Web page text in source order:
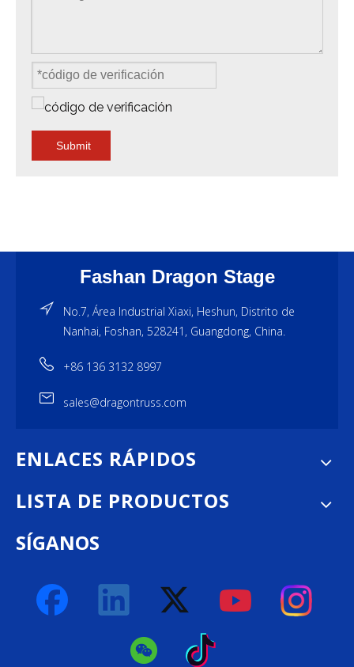
Submit
Fashan Dragon Stage
No.7, Área Industrial Xiaxi, Heshun, Distrito de
Nanhai, Foshan, 528241, Guangdong, China.
+86 136 3132 8997
sales@dragontruss.com
ENLACES RÁPIDOS
LISTA DE PRODUCTOS
SÍGANOS